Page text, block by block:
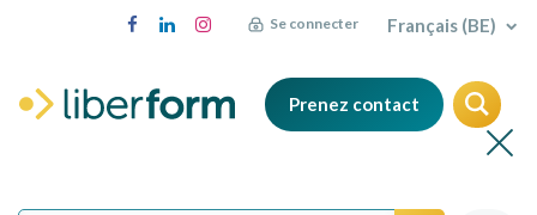
Se connecter Français (BE)
Prenez contact